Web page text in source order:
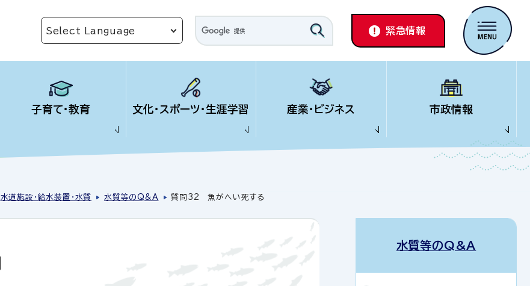
緊急情報
子育て・教育 文化・スポーツ・生涯学習 産業・ビジネス 市政情報
水道施設・給水装置・水質 水質等のQ&A 質問32 魚がへい死する
水質等のQ&A